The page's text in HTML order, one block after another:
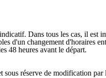
Dans tous les cas, il est
d'un changement d'horaires
48 heures avant le départ.
sous réserve de modification par